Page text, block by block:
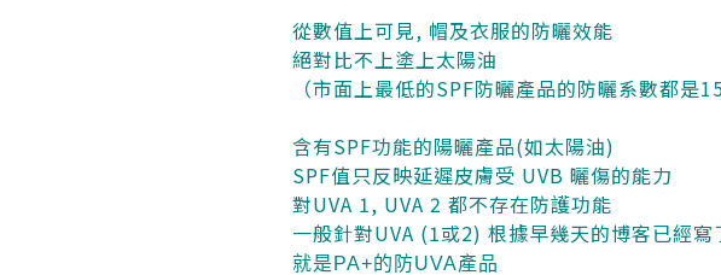
從數值上可見, 帽及衣服的防曬效能
絕對比不上塗上太陽油
（市面上最低的SPF防曬產品的防曬系數都是
含有SPF功能的陽曬產品(如太陽油)
SPF值只反映延遲皮膚受 UVB 曬傷的能力
對UVA 1, UVA 2 都不存在防護功能
一般針對UVA (1或2) 根據早幾天的博客已經寫
就是PA+的防UVA產品